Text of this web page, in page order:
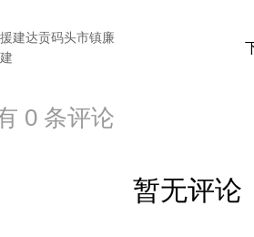
建达贡码头市镇廉
0 条评论
暂无评论